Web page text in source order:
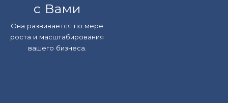
с Вами
Она развивается по мере
роста и масштабирования
вашего бизнеса.